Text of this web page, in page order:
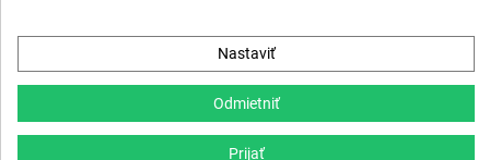
Nastaviť
Odmietniť
Prijať